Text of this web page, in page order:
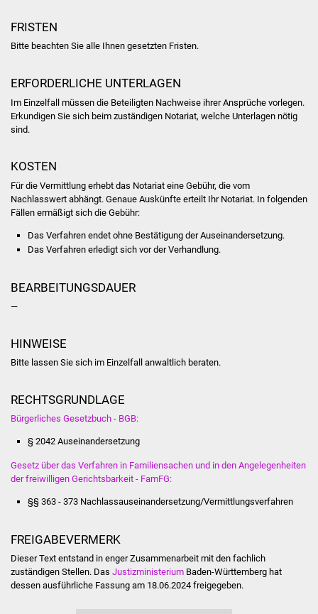
Soziale Einrichtungen
Lokale Agenda
Gesundheit und Notfall
Index
ÖPNV
Abfall und Entsorgung
FRISTEN
Bitte beachten Sie alle Ihnen gesetzten Fristen.
ERFORDERLICHE UNTERLAGEN
Im Einzelfall müssen die Beteiligten Nachweise ihrer Ansprüche vorlegen.
Erkundigen Sie sich beim zuständigen Notariat, welche Unterlagen nötig
sind.
KOSTEN
Für die Vermittlung erhebt das Notariat eine Gebühr, die vom
Nachlasswert abhängt. Genaue Auskünfte erteilt Ihr Notariat. In folgenden
Fällen ermäßigt sich die Gebühr:
Das Verfahren endet ohne Bestätigung der Auseinandersetzung.
Das Verfahren erledigt sich vor der Verhandlung.
BEARBEITUNGSDAUER
—
HINWEISE
Bitte lassen Sie sich im Einzelfall anwaltlich beraten.
RECHTSGRUNDLAGE
Bürgerliches Gesetzbuch - BGB:
§ 2042 Auseinandersetzung
Gesetz über das Verfahren in Familiensachen und in den Angelegenheiten
der freiwilligen Gerichtsbarkeit - FamFG:
§§ 363 - 373 Nachlassauseinandersetzung/Vermittlungsverfahren
FREIGABEVERMERK
Dieser Text entstand in enger Zusammenarbeit mit den fachlich
zuständigen Stellen. Das JustizministeriumBaden-Württemberg hat
dessen ausführliche Fassung am 18.06.2024 freigegeben.